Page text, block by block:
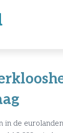
in de